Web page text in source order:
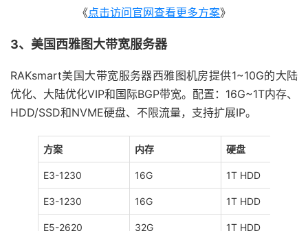
《点击访问官网查看更多方案》
3、美国西雅图大带宽服务器
RAKsmart美国大带宽服务器西雅图机房提供1~10G的大陆
优化、大陆优化VIP和国际BGP带宽。配置：16G~1T内存、
HDD/SSD和NVME硬盘、不限流量，支持扩展IP。
方案 内存 硬盘
E3-1230 16G 1T HDD
E3-1230 16G 1T HDD
E5-2620 32G 1T HDD